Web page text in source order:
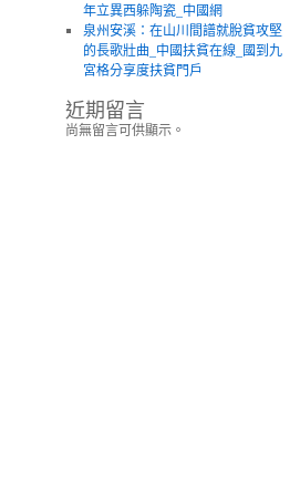
年立異西躲陶瓷_中國網
泉州安溪：在山川間譜就脫貧攻堅
的長歌壯曲_中國扶貧在線_國到九
宮格分享度扶貧門戶
近期留言
尚無留言可供顯示。